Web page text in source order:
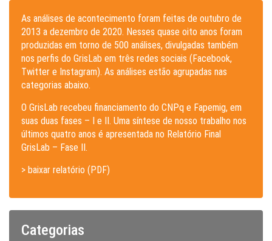
As análises de acontecimento foram feitas de outubro de
2013 a dezembro de 2020. Nesses quase oito anos foram
produzidas em torno de 500 análises, divulgadas também
nos perfis do GrisLab em três redes sociais (Facebook,
Twitter e Instagram). As análises estão agrupadas nas
categorias abaixo.
O GrisLab recebeu financiamento do CNPq e Fapemig, em
suas duas fases – I e II. Uma síntese de nosso trabalho nos
últimos quatro anos é apresentada no Relatório Final
GrisLab – Fase II.
> baixar relatório (PDF)
Categorias